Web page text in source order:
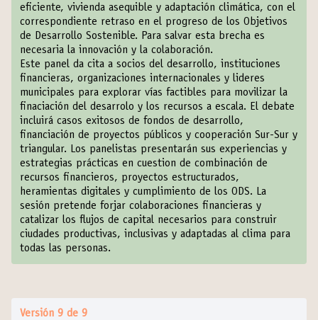
eficiente, vivienda asequible y adaptación climática, con el
correspondiente retraso en el progreso de los Objetivos
de Desarrollo Sostenible. Para salvar esta brecha es
necesaria la innovación y la colaboración.
Este panel da cita a socios del desarrollo, instituciones
financieras, organizaciones internacionales y lideres
municipales para explorar vías factibles para movilizar la
finaciación del desarrolo y los recursos a escala. El debate
incluirá casos exitosos de fondos de desarrollo,
financiación de proyectos públicos y cooperación Sur-Sur y
triangular. Los panelistas presentarán sus experiencias y
estrategias prácticas en cuestion de combinación de
recursos financieros, proyectos estructurados,
heramientas digitales y cumplimiento de los ODS. La
sesión pretende forjar colaboraciones financieras y
catalizar los flujos de capital necesarios para construir
ciudades productivas, inclusivas y adaptadas al clima para
todas las personas.
Versión 9 de 9